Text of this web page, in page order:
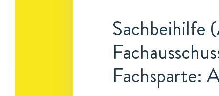
Sachbeihilfe
Fachsparte: